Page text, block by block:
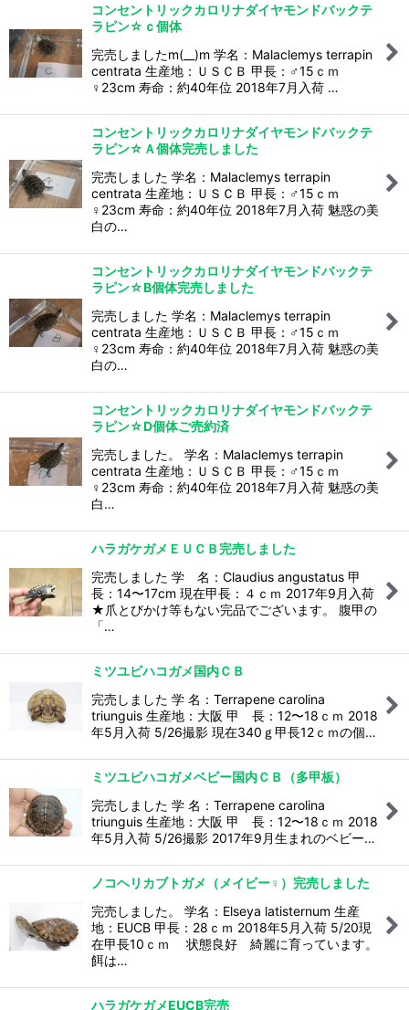
コンセントリックカロリナダイヤモンドバックテ
ラピン☆ｃ個体
完売しましたm(__)m 学名：Malaclemys terrapin
centrata 生産地：ＵＳＣＢ 甲長：♂15ｃｍ
♀23cm 寿命：約40年位 2018年7月入荷 …
コンセントリックカロリナダイヤモンドバックテ
ラピン☆Ａ個体完売しました
完売しました 学名：Malaclemys terrapin
centrata 生産地：ＵＳＣＢ 甲長：♂15ｃｍ
♀23cm 寿命：約40年位 2018年7月入荷 魅惑の美
白の…
コンセントリックカロリナダイヤモンドバックテ
ラピン☆B個体完売しました
完売しました 学名：Malaclemys terrapin
centrata 生産地：ＵＳＣＢ 甲長：♂15ｃｍ
♀23cm 寿命：約40年位 2018年7月入荷 魅惑の美
白の…
コンセントリックカロリナダイヤモンドバックテ
ラピン☆D個体ご売約済
完売しました。 学名：Malaclemys terrapin
centrata 生産地：ＵＳＣＢ 甲長：♂15ｃｍ
♀23cm 寿命：約40年位 2018年7月入荷 魅惑の美
白…
ハラガケガメＥＵＣＢ完売しました
完売しました 学 名：Claudius angustatus 甲
長：14〜17cm 現在甲長：４ｃｍ 2017年9月入荷
★爪とびかけ等もない完品でございます。 腹甲の
「…
ミツユビハコガメ国内ＣＢ
完売しました 学 名：Terrapene carolina
triunguis 生産地：大阪 甲 長：12〜18ｃｍ 2018
年5月入荷 5/26撮影 現在340ｇ甲長12ｃｍの個…
ミツユビハコガメベビー国内ＣＢ（多甲板）
完売しました 学 名：Terrapene carolina
triunguis 生産地：大阪 甲 長：12〜18ｃｍ 2018
年5月入荷 5/26撮影 2017年9月生まれのベビー…
ノコヘリカブトガメ（メイビー♀）完売しました
完売しました。 学名：Elseya latisternum 生産
地：EUCB 甲長：28ｃｍ 2018年5月入荷 5/20現
在甲長10ｃｍ 状態良好 綺麗に育っています。
餌は…
ハラガケガメEUCB完売